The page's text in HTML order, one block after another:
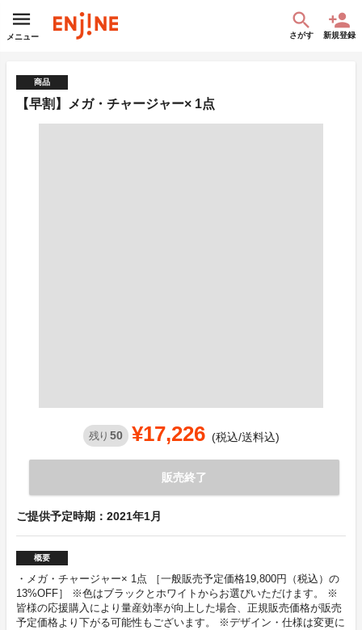
メニュー さがす 新規登録
商品
【早割】メガ・チャージャー× 1点
残り 50 ¥17,226 (税込/送料込)
販売終了
ご提供予定時期：2021年1月
概要
・メガ・チャージャー× 1点 ［一般販売予定価格19,800円（税込）の
13%OFF］ ※色はブラックとホワイトからお選びいただけます。 ※
皆様の応援購入により量産効率が向上した場合、正規販売価格が販売
予定価格より下がる可能性もございます。 ※デザイン・仕様は変更に